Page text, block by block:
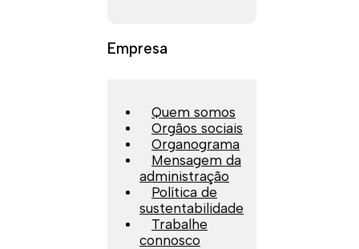
Empresa
Quem somos
Orgãos sociais
Organograma
Mensagem da
administração
Política de
sustentabilidade
Trabalhe
connosco